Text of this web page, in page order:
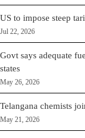
US to impose steep
Jul 22, 2026
Govt says adequate
states
May 26, 2026
Telangana chemists
May 21, 2026